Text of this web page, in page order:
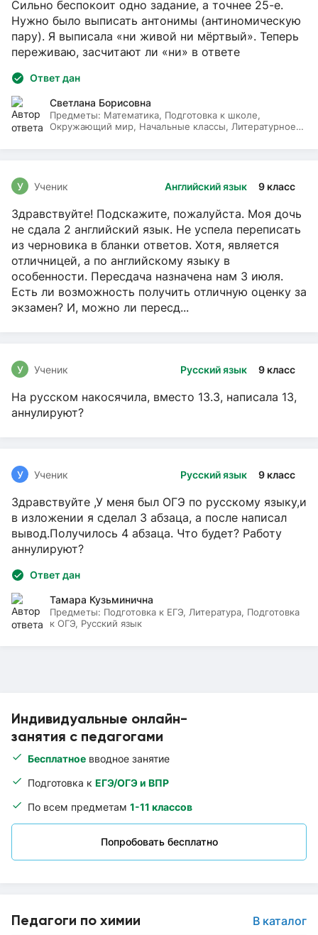
Индивидуальные онлайн-
занятия с педагогами
Бесплатное вводное занятие
Подготовка к ЕГЭ/ОГЭ и ВПР
По всем предметам 1-11 классов
Попробовать бесплатно
Педагоги по химии В каталог
Сильно беспокоит одно задание, а точнее 25-е.
Нужно было выписать антонимы (антиномическую
пару). Я выписала «ни живой ни мёртвый». Теперь
переживаю, засчитают ли «ни» в ответе
Ответ дан
Светлана Борисовна
Предметы: Математика, Подготовка к школе,
Окружающий мир, Начальные классы, Литературное
Английский язык 9 класс
У Ученик
Здравствуйте! Подскажите, пожалуйста. Моя дочь
не сдала 2 английский язык. Не успела переписать
из черновика в бланки ответов. Хотя, является
отличницей, а по английскому языку в
особенности. Пересдача назначена нам 3 июля.
Есть ли возможность получить отличную оценку за
экзамен? И, можно ли пересд...
Русский язык 9 класс
У Ученик
На русском накосячила, вместо 13.3, написала 13,
аннулируют?
Русский язык 9 класс
У Ученик
Здравствуйте ,У меня был ОГЭ по русскому языку,и
в изложении я сделал 3 абзаца, а после написал
вывод.Получилось 4 абзаца. Что будет? Работу
аннулируют?
Ответ дан
Тамара Кузьминична
Предметы: Подготовка к ЕГЭ, Литература, Подготовка
к ОГЭ, Русский язык